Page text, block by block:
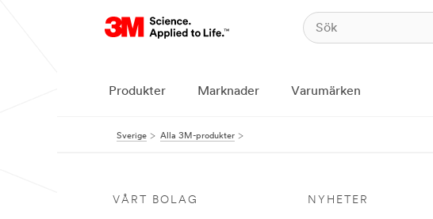
Produkter Marknader Varumärken
Sverige Alla 3M-produkter
VÅRT BOLAG NYHETER